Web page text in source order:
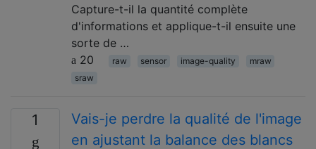
Capture-t-il la quantité complète
d'informations et applique-t-il ensuite une
sorte de …
20
raw sensor image-quality
mraw
sraw
1
Vais-je perdre la qualité de l'image
en ajustant la balance des blancs